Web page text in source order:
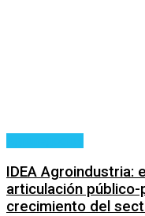
IDEA Agroindustria:
articulación
crecimiento del